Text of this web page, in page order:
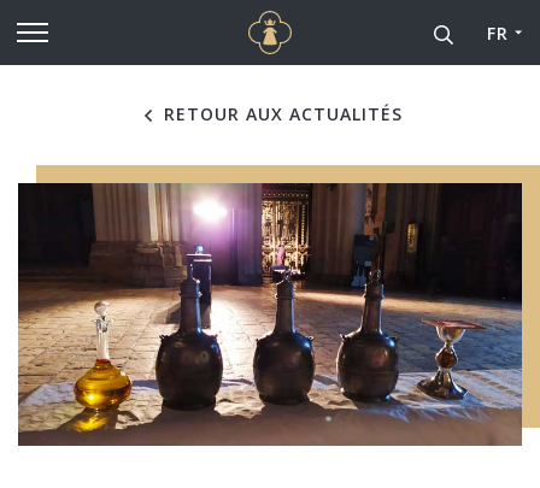
Aller au contenu principal Cathédrale Notre-Dame
FR
RETOUR AUX ACTUALITÉS